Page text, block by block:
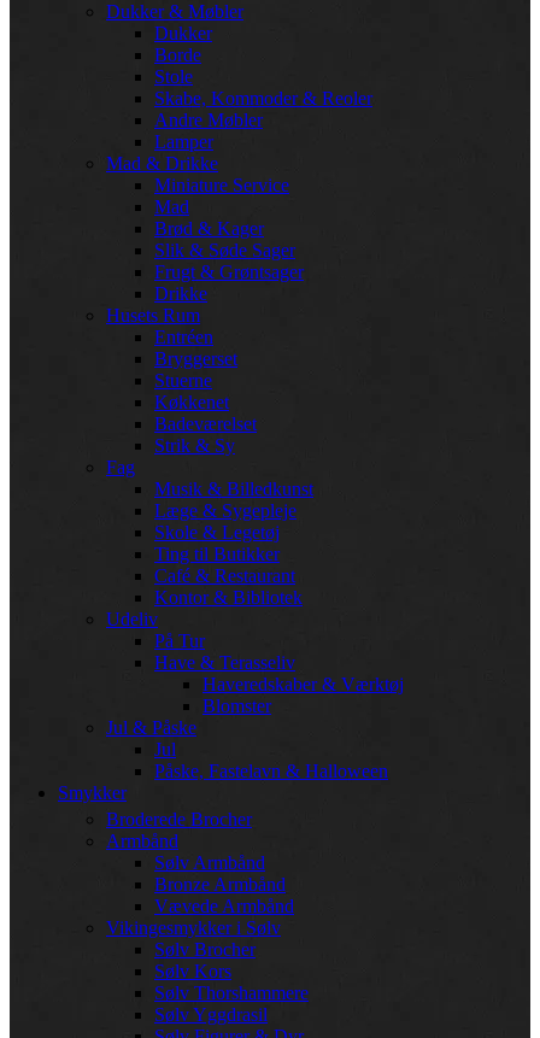
Dukker & Møbler
Dukker
Borde
Stole
Skabe, Kommoder & Reoler
Andre Møbler
Lamper
Mad & Drikke
Miniature Service
Mad
Brød & Kager
Slik & Søde Sager
Frugt & Grøntsager
Drikke
Husets Rum
Entréen
Bryggerset
Stuerne
Køkkenet
Badeværelset
Strik & Sy
Fag
Musik & Billedkunst
Læge & Sygepleje
Skole & Legetøj
Ting til Butikker
Café & Restaurant
Kontor & Bibliotek
Udeliv
På Tur
Have & Terasseliv
Haveredskaber & Værktøj
Blomster
Jul & Påske
Jul
Påske, Fastelavn & Halloween
Smykker
Broderede Brocher
Armbånd
Sølv Armbånd
Bronze Armbånd
Vævede Armbånd
Vikingesmykker i Sølv
Sølv Brocher
Sølv Kors
Sølv Thorshammere
Sølv Yggdrasil